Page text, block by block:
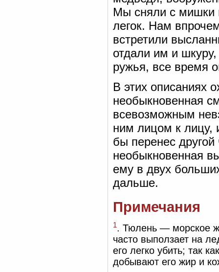
Мы сняли с мишки
легок. Нам
встретили
отдали им и
ружья, все время
В этих описаниях
необыкновенная
всевозможным
ним лицом к лицу,
бы перенес
необыкновенная
ему в двух
дальше.
Примечания
1. Тюлень — морское
часто выползает на
его легко убить; так
добывают его жир и